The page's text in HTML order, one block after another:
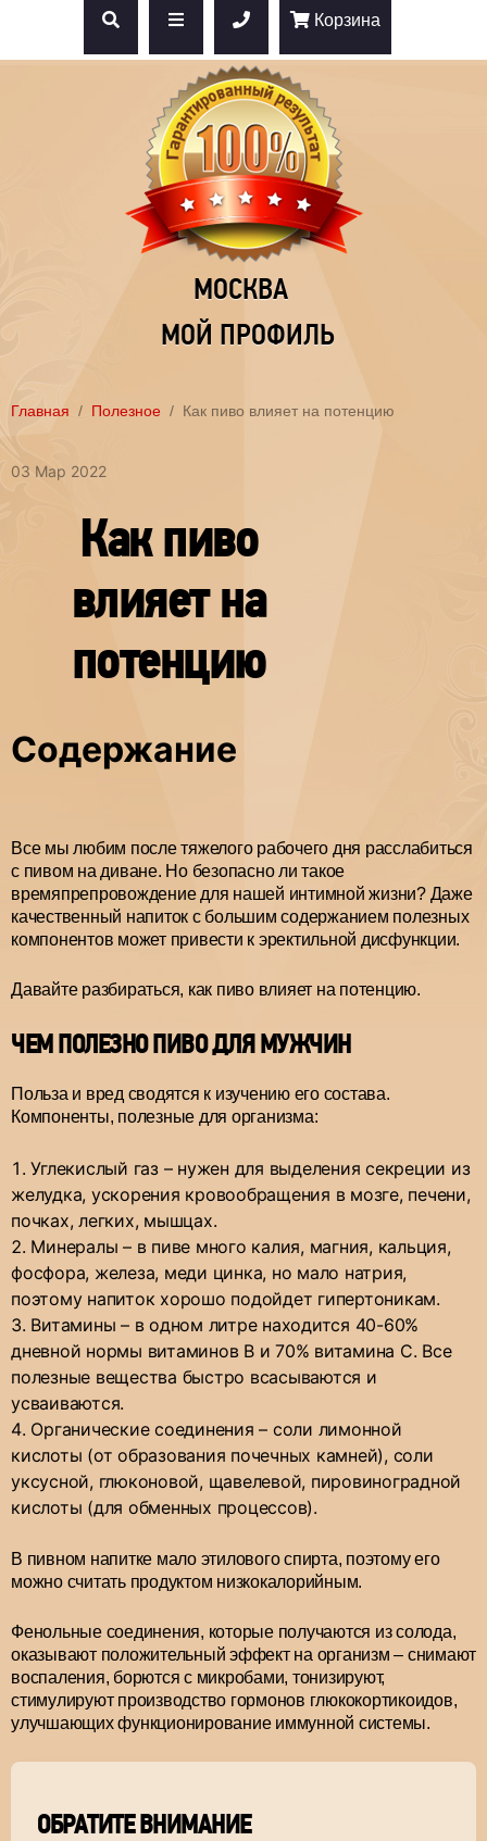
Корзина
МОСКВА
МОЙ ПРОФИЛЬ
Главная Полезное Как пиво влияет на потенцию
03 Мар 2022
Как пиво
влияет на
потенцию
Содержание
Все мы любим после тяжелого рабочего дня расслабиться
с пивом на диване. Но безопасно ли такое
времяпрепровождение для нашей интимной жизни? Даже
качественный напиток с большим содержанием полезных
компонентов может привести к эректильной дисфункции.
Давайте разбираться, как пиво влияет на потенцию.
ЧЕМ ПОЛЕЗНО ПИВО ДЛЯ МУЖЧИН
Польза и вред сводятся к изучению его состава.
Компоненты, полезные для организма:
Углекислый газ – нужен для выделения секреции из
желудка, ускорения кровообращения в мозге, печени,
почках, легких, мышцах.
Минералы – в пиве много калия, магния, кальция,
фосфора, железа, меди цинка, но мало натрия,
поэтому напиток хорошо подойдет гипертоникам.
Витамины – в одном литре находится 40-60%
дневной нормы витаминов В и 70% витамина С. Все
полезные вещества быстро всасываются и
усваиваются.
Органические соединения – соли лимонной
кислоты (от образования почечных камней), соли
уксусной, глюконовой, щавелевой, пировиноградной
кислоты (для обменных процессов).
В пивном напитке мало этилового спирта, поэтому его
можно считать продуктом низкокалорийным.
Фенольные соединения, которые получаются из солода,
оказывают положительный эффект на организм – снимают
воспаления, борются с микробами, тонизируют,
стимулируют производство гормонов глюкокортикоидов,
улучшающих функционирование иммунной системы.
ОБРАТИТЕ ВНИМАНИЕ